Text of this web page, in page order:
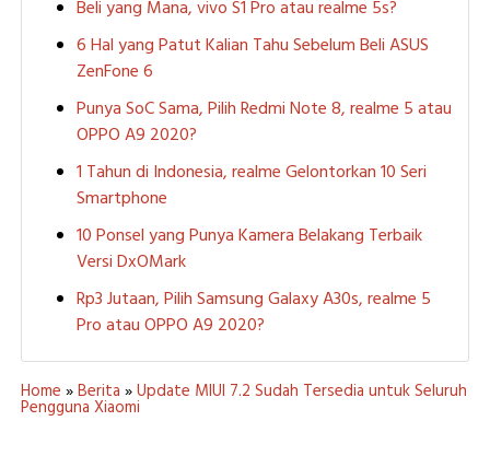
Beli yang Mana, vivo S1 Pro atau realme 5s?
6 Hal yang Patut Kalian Tahu Sebelum Beli ASUS
ZenFone 6
Punya SoC Sama, Pilih Redmi Note 8, realme 5 atau
OPPO A9 2020?
1 Tahun di Indonesia, realme Gelontorkan 10 Seri
Smartphone
10 Ponsel yang Punya Kamera Belakang Terbaik
Versi DxOMark
Rp3 Jutaan, Pilih Samsung Galaxy A30s, realme 5
Pro atau OPPO A9 2020?
Home »Berita »Update MIUI 7.2 Sudah Tersedia untuk Seluruh
Pengguna Xiaomi